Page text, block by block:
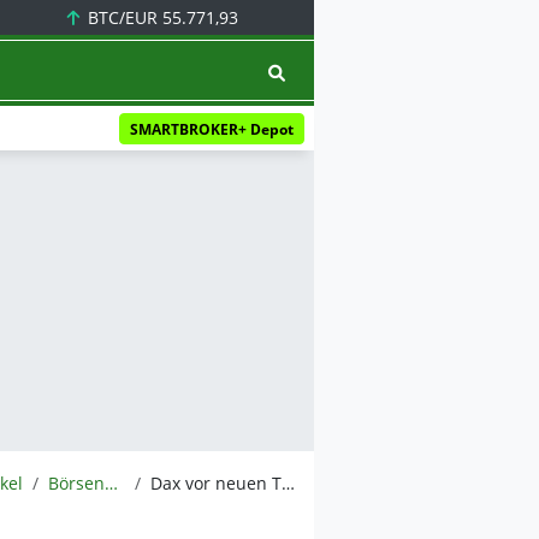
BTC/EUR 55.771,93
SMARTBROKER+ Depot
BörsenNEWS.de Dax vor neuen Turbulenzen? Allianz wird als sicherer Hafen angesteuert